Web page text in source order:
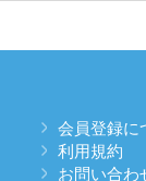
会員登録に
利用規約
お問い合わ